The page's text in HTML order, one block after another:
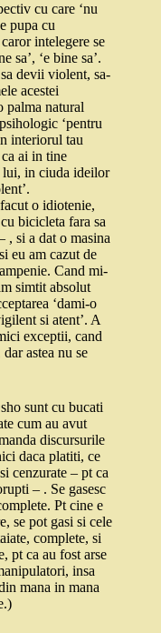
cu care ‘nu
pupa cu
intelegere se
sa’, ‘e bine sa’.
devii violent, sa-
acestei
palma natural
‘pentru
interiorul tau
ai in tine
lui, in ciuda ideilor
o idiotenie,
bicicleta fara sa
, si a dat o masina
eu am cazut de
Cand mi-
simtit absolut
‘dami-o
si atent’. A
exceptii, cand
astea nu se
sunt cu bucati
cum au avut
discursurile
daca platiti, ce
cenzurate – pt ca
– . Se gasesc
Pt cine e
se pot gasi si cele
complete, si
pt ca au fost arse
insa
mana in mana